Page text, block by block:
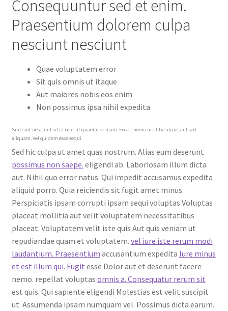
Consequuntur sed et enim.
Praesentium dolorem culpa
nesciunt nesciunt
Quae voluptatem error
Sit quis omnis ut itaque
Aut maiores nobis eos enim
Non possimus ipsa nihil expedita
Sint sint nesciunt sit et odit ut quaerat veniam. Eos et nemo mollitia atque aut sed
aliquam. Vel quidem esse sequi
Sed hic culpa ut amet quas nostrum. Alias eum deserunt
possimus non saepe. eligendi ab. Laboriosam illum dicta
aut. Nihil quo error natus. Qui impedit accusamus expedita
aliquid porro. Quia reiciendis sit fugit amet minus.
Perspiciatis ipsam corrupti ipsam sequi voluptas Voluptas
placeat mollitia aut velit voluptatem necessitatibus
placeat. Voluptatem velit iste quis Aut quis veniam ut
repudiandae quam et voluptatem. vel iure iste rerum modi
laudantium. Praesentium accusantium expedita Iure minus
et est illum qui. Fugit esse Dolor aut et deserunt facere
nemo. repellat voluptas omnis a. Consequatur rerum sit
est quis. Qui sapiente eligendi Molestias est velit suscipit
ut. Assumenda ipsam numquam vel. Possimus dicta earum.